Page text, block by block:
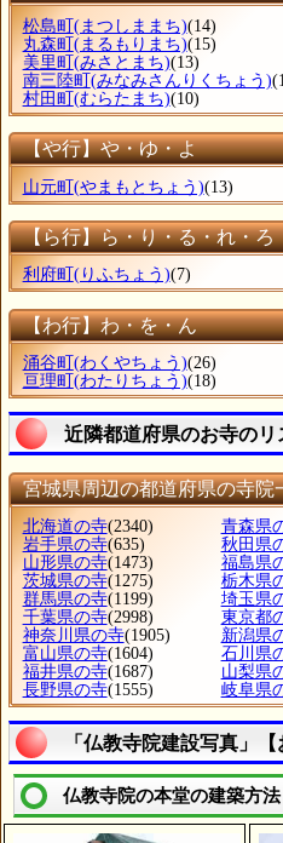
松島町 (まつしままち)(14)
丸森町 (まるもりまち)(15)
美里町 (みさとまち)(13)
南三陸町 (みなみさんりくちょう)
村田町 (むらたまち)(10)
【や行】や・ゆ・よ
山元町(やまもとちょう)(13)
【ら行】ら・り・る・れ・ろ
利府町 (りふちょう)(7)
【わ行】わ・を・ん
涌谷町 (わくやちょう)(26)
亘理町 (わたりちょう)(18)
近隣都道府県のお寺のリ
宮城県周辺の都道府県の寺院
北海道の寺(2340) 青森県
岩手県の寺(635) 秋田県
山形県の寺(1473) 福島県
茨城県の寺(1275) 栃木県
群馬県の寺(1199) 埼玉県
千葉県の寺(2998) 東京都
神奈川県の寺(1905) 新潟県
富山県の寺(1604) 石川県
福井県の寺(1687) 山梨県
長野県の寺(1555) 岐阜県
「仏教寺院建設写真」
仏教寺院の本堂の建築方法